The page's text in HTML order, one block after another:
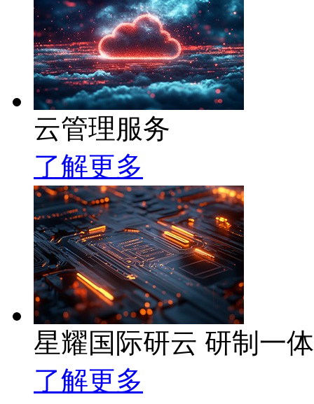
云管理服务
了解更多
星耀国际研云 研制一
了解更多